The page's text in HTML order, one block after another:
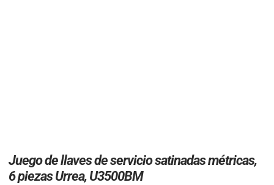
Juego de llaves de servicio satinadas métricas,
6 piezas Urrea, U3500BM